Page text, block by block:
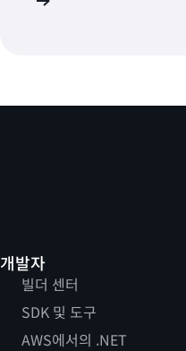
개발자
빌더 센터
SDK 및 도구
AWS에서의 .NET